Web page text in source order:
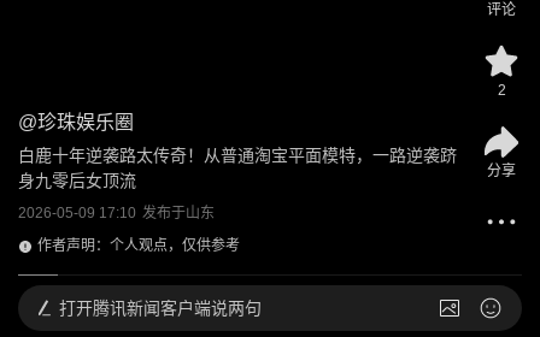
@珍珠娱乐圈
白鹿十年逆袭路太传奇！从普通淘宝平面模特，一路逆袭跻
身九零后女顶流
2026-05-09 17:10 发布于山东
作者声明：个人观点，仅供参考
评论
2
分享
打开腾讯新闻客户端说两句